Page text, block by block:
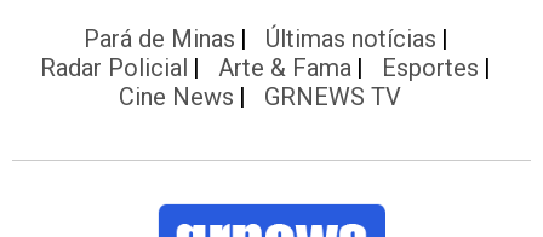
Pará de Minas
Últimas notícias
Radar Policial
Arte & Fama
Esportes
Cine News
GRNEWS TV